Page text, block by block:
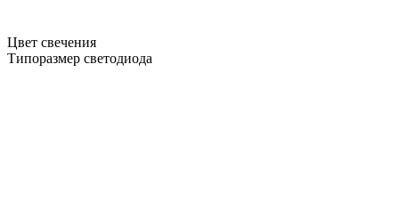
Цвет свечения
Типоразмер светодиода